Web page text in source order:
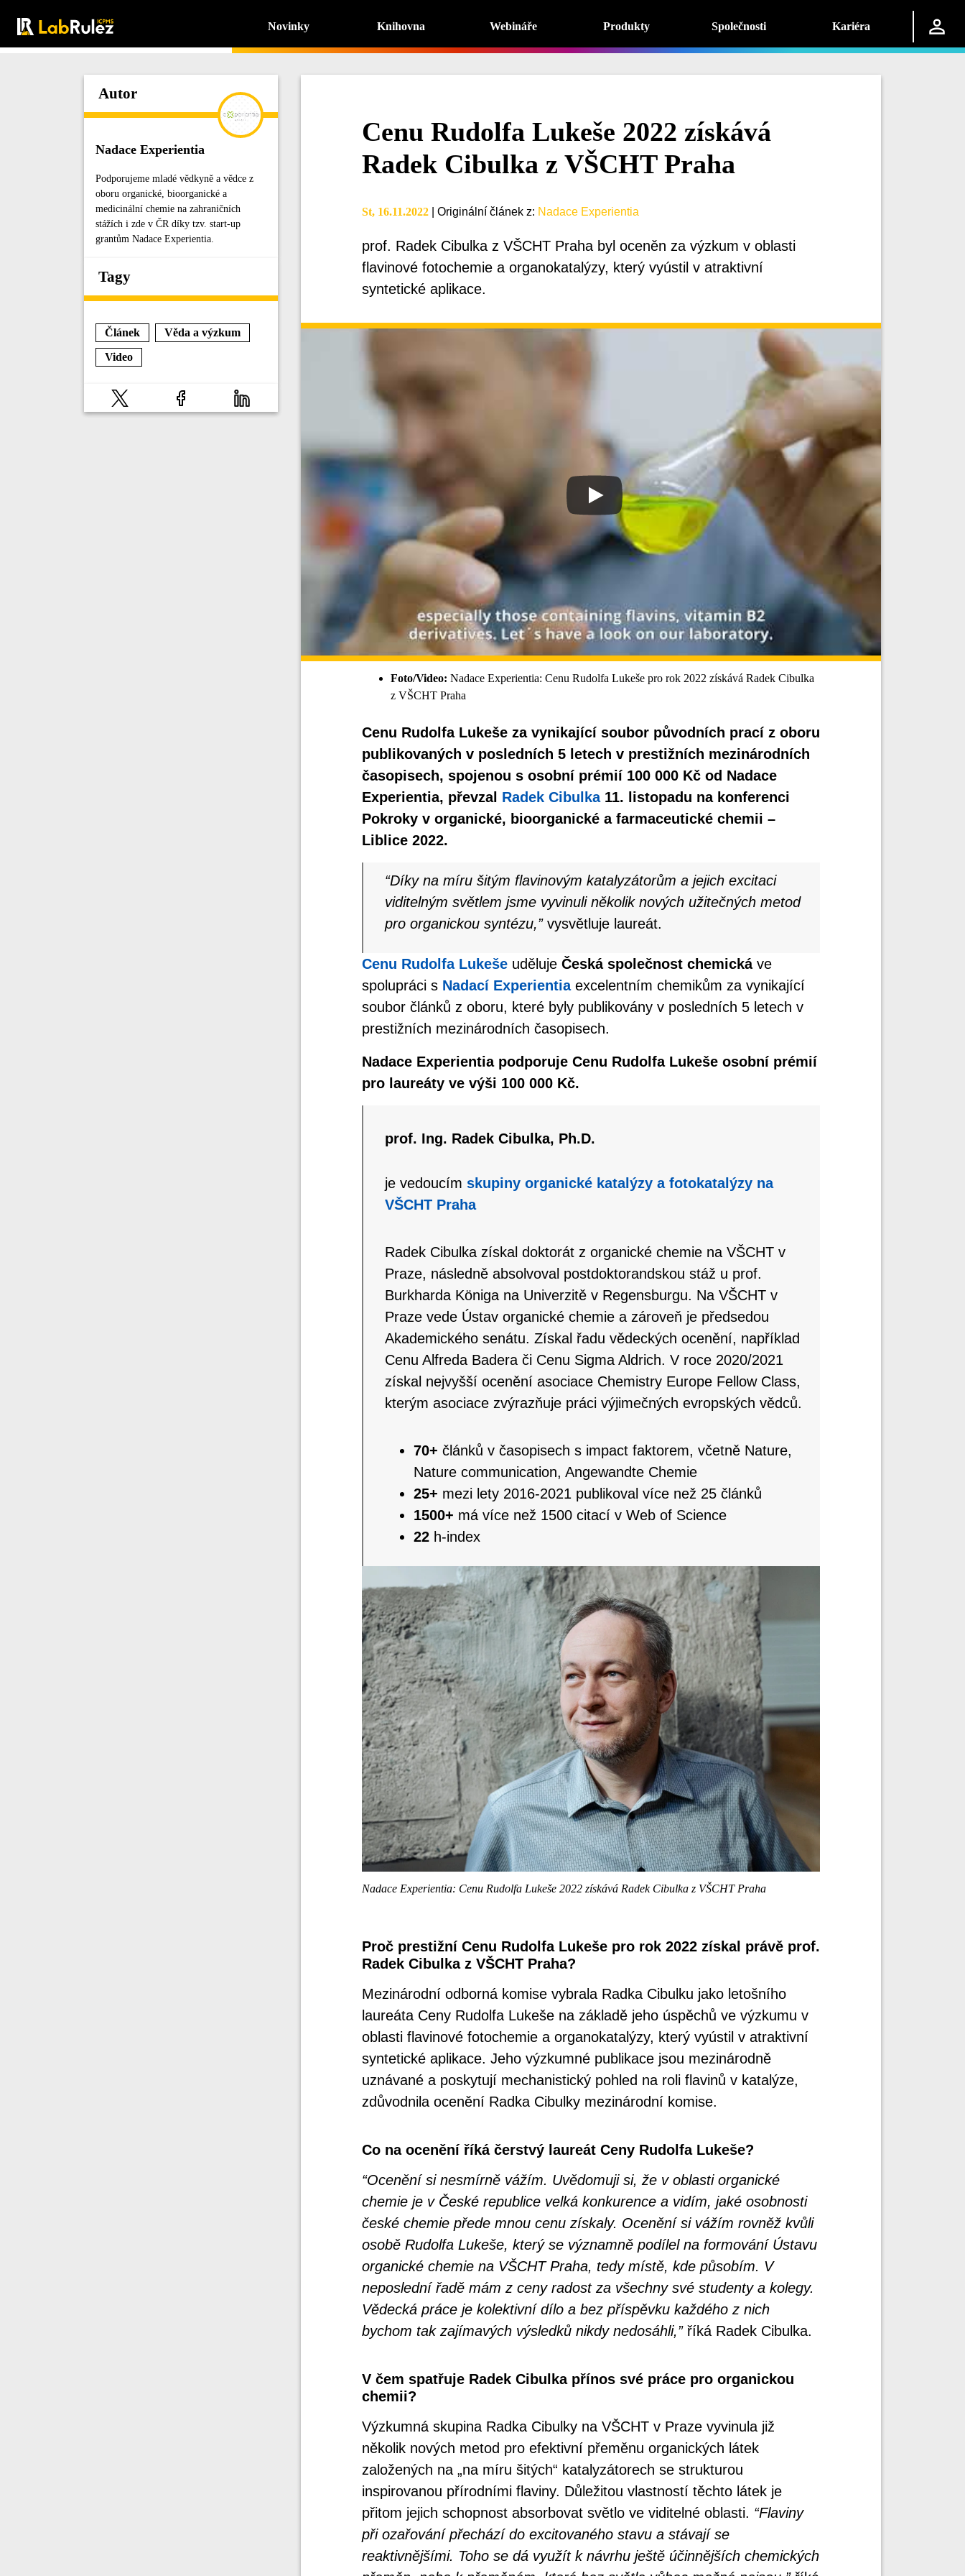
Novinky Knihovna Webináře Produkty Společnosti Kariéra
Autor
Nadace Experientia
Podporujeme mladé vědkyně a vědce z
oboru organické, bioorganické a
medicinální chemie na zahraničních
stážích i zde v ČR díky tzv. start-up
grantům Nadace Experientia.
Tagy
Článek
Věda a výzkum
Video
Cenu Rudolfa Lukeše 2022 získává
Radek Cibulka z VŠCHT Praha
St, 16.11.2022 Originální článek z: Nadace Experientia
prof. Radek Cibulka z VŠCHT Praha byl oceněn za výzkum v oblasti
flavinové fotochemie a organokatalýzy, který vyústil v atraktivní
syntetické aplikace.
Foto/Video: Nadace Experientia: Cenu Rudolfa Lukeše pro rok 2022 získává Radek Cibulka
z VŠCHT Praha
Cenu Rudolfa Lukeše za vynikající soubor původních prací z oboru
publikovaných v posledních 5 letech v prestižních mezinárodních
časopisech, spojenou s osobní prémií 100 000 Kč od Nadace
Experientia, převzal Radek Cibulka11. listopadu na konferenci
Pokroky v organické, bioorganické a farmaceutické chemii –
Liblice 2022.
“Díky na míru šitým flavinovým katalyzátorům a jejich excitaci
viditelným světlem jsme vyvinuli několik nových užitečných metod
pro organickou syntézu,”vysvětluje laureát.
Cenu Rudolfa Lukešeuděluje Česká společnost chemickáve
spolupráci s Nadací Experientiaexcelentním chemikům za vynikající
soubor článků z oboru, které byly publikovány v posledních 5 letech v
prestižních mezinárodních časopisech.
Nadace Experientia podporuje Cenu Rudolfa Lukeše osobní prémií
pro laureáty ve výši 100 000 Kč.
prof. Ing. Radek Cibulka, Ph.D.
je vedoucím skupiny organické katalýzy a fotokatalýzy na
VŠCHT Praha
Radek Cibulka získal doktorát z organické chemie na VŠCHT v
Praze, následně absolvoval postdoktorandskou stáž u prof.
Burkharda Königa na Univerzitě v Regensburgu. Na VŠCHT v
Praze vede Ústav organické chemie a zároveň je předsedou
Akademického senátu. Získal řadu vědeckých ocenění, například
Cenu Alfreda Badera či Cenu Sigma Aldrich. V roce 2020/2021
získal nejvyšší ocenění asociace Chemistry Europe Fellow Class,
kterým asociace zvýrazňuje práci výjimečných evropských vědců.
70+ článků v časopisech s impact faktorem, včetně Nature,
Nature communication, Angewandte Chemie
25+ mezi lety 2016-2021 publikoval více než 25 článků
1500+ má více než 1500 citací v Web of Science
22h-index
Nadace Experientia: Cenu Rudolfa Lukeše 2022 získává Radek Cibulka z VŠCHT Praha
Proč prestižní Cenu Rudolfa Lukeše pro rok 2022 získal právě prof.
Radek Cibulka z VŠCHT Praha?
Mezinárodní odborná komise vybrala Radka Cibulku jako letošního
laureáta Ceny Rudolfa Lukeše na základě jeho úspěchů ve výzkumu v
oblasti flavinové fotochemie a organokatalýzy, který vyústil v atraktivní
syntetické aplikace. Jeho výzkumné publikace jsou mezinárodně
uznávané a poskytují mechanistický pohled na roli flavinů v katalýze,
zdůvodnila ocenění Radka Cibulky mezinárodní komise.
Co na ocenění říká čerstvý laureát Ceny Rudolfa Lukeše?
“Ocenění si nesmírně vážím. Uvědomuji si, že v oblasti organické
chemie je v České republice velká konkurence a vidím, jaké osobnosti
české chemie přede mnou cenu získaly. Ocenění si vážím rovněž kvůli
osobě Rudolfa Lukeše, který se významně podílel na formování Ústavu
organické chemie na VŠCHT Praha, tedy místě, kde působím. V
neposlední řadě mám z ceny radost za všechny své studenty a kolegy.
Vědecká práce je kolektivní dílo a bez příspěvku každého z nich
bychom tak zajímavých výsledků nikdy nedosáhli,”říká Radek Cibulka.
V čem spatřuje Radek Cibulka přínos své práce pro organickou
chemii?
Výzkumná skupina Radka Cibulky na VŠCHT v Praze vyvinula již
několik nových metod pro efektivní přeměnu organických látek
založených na „na míru šitých“ katalyzátorech se strukturou
inspirovanou přírodními flaviny. Důležitou vlastností těchto látek je
přitom jejich schopnost absorbovat světlo ve viditelné oblasti. “Flaviny
při ozařování přechází do excitovaného stavu a stávají se
reaktivnějšími. Toho se dá využít k návrhu ještě účinnějších chemických